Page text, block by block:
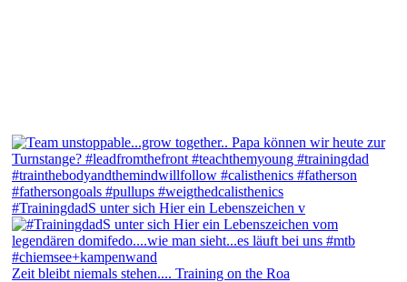
#TrainingdadS unter sich Hier ein Lebenszeichen v
Zeit bleibt niemals stehen.... Training on the Roa